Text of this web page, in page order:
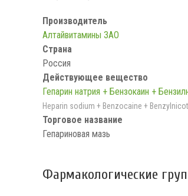
Производитель
Алтайвитамины ЗАО
Страна
Россия
Действующее вещество
Гепарин натрия + Бензокаин +
Heparin sodium + Benzocaine +
Торговое название
Гепариновая мазь
Фармакологические